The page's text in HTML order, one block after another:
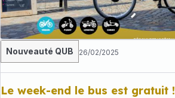
Nouveauté QUB 26/02/2025
Le week-end le bus est gratuit !